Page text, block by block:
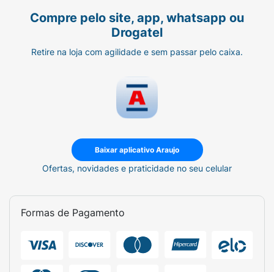
Compre pelo site, app, whatsapp ou
Drogatel
Retire na loja com agilidade e sem passar pelo caixa.
Baixar aplicativo Araujo
Ofertas, novidades e praticidade no seu celular
Formas de Pagamento